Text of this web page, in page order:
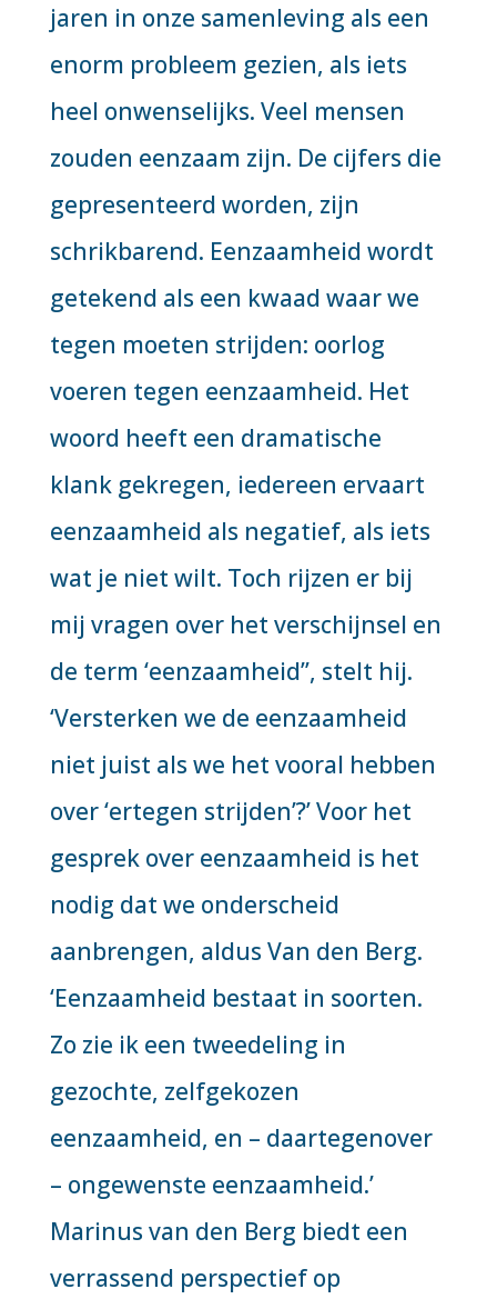
jaren in onze samenleving als een
enorm probleem gezien, als iets
heel onwenselijks. Veel mensen
zouden eenzaam zijn. De cijfers die
gepresenteerd worden, zijn
schrikbarend. Eenzaamheid wordt
getekend als een kwaad waar we
tegen moeten strijden: oorlog
voeren tegen eenzaamheid. Het
woord heeft een dramatische
klank gekregen, iedereen ervaart
eenzaamheid als negatief, als iets
wat je niet wilt. Toch rijzen er bij
mij vragen over het verschijnsel en
de term ‘eenzaamheid’’, stelt hij.
‘Versterken we de eenzaamheid
niet juist als we het vooral hebben
over ‘ertegen strijden’?’ Voor het
gesprek over eenzaamheid is het
nodig dat we onderscheid
aanbrengen, aldus Van den Berg.
‘Eenzaamheid bestaat in soorten.
Zo zie ik een tweedeling in
gezochte, zelfgekozen
eenzaamheid, en – daartegenover
– ongewenste eenzaamheid.’
Marinus van den Berg biedt een
verrassend perspectief op